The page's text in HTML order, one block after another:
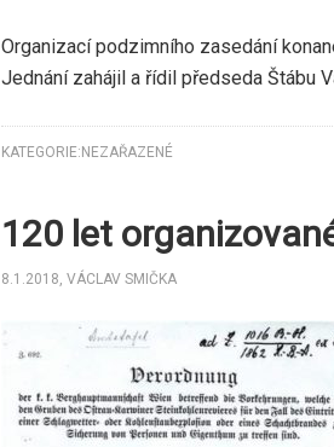
Organizací podzimního zasedání
Jednání zahájil a řídil předseda Štábu
KATEGORIE: NEZAŘAZENÉ
120 let
8.1.2018, VÁCLAV SMIČKA